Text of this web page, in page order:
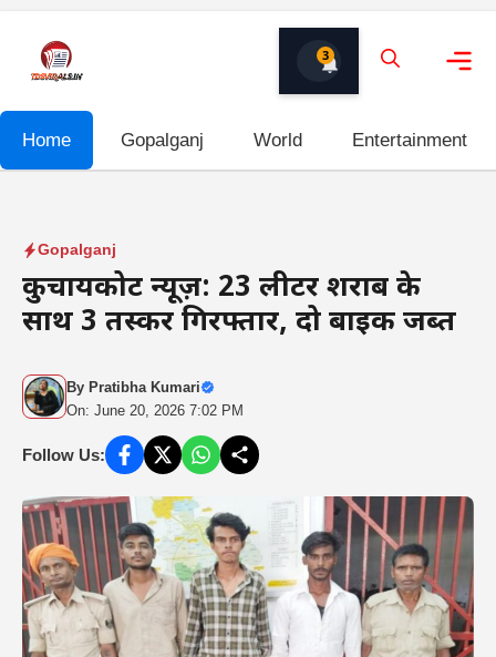
content
3
Home Gopalganj World Entertainment
Gopalganj
कुचायकोट न्यूज़: 23 लीटर शराब के
साथ 3 तस्कर गिरफ्तार, दो बाइक जब्त
By Pratibha Kumari
On: June 20, 2026 7:02 PM
Follow Us: